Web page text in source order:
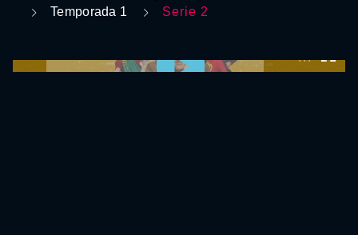
Temporada 1
Serie 2